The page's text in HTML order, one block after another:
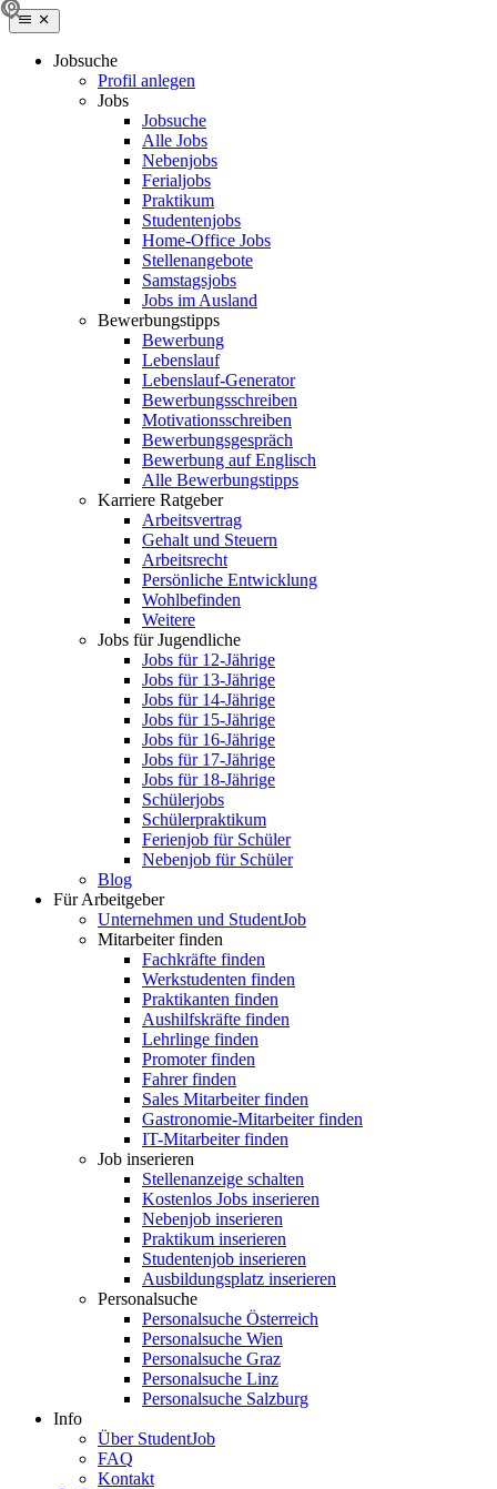
Jobsuche
Profil anlegen
Jobs
Jobsuche
Alle Jobs
Nebenjobs
Ferialjobs
Praktikum
Studentenjobs
Home-Office Jobs
Stellenangebote
Samstagsjobs
Jobs im Ausland
Bewerbungstipps
Bewerbung
Lebenslauf
Lebenslauf-Generator
Bewerbungsschreiben
Motivationsschreiben
Bewerbungsgespräch
Bewerbung auf Englisch
Alle Bewerbungstipps
Karriere Ratgeber
Arbeitsvertrag
Gehalt und Steuern
Arbeitsrecht
Persönliche Entwicklung
Wohlbefinden
Weitere
Jobs für Jugendliche
Jobs für 12-Jährige
Jobs für 13-Jährige
Jobs für 14-Jährige
Jobs für 15-Jährige
Jobs für 16-Jährige
Jobs für 17-Jährige
Jobs für 18-Jährige
Schülerjobs
Schülerpraktikum
Ferienjob für Schüler
Nebenjob für Schüler
Blog
Für Arbeitgeber
Unternehmen und StudentJob
Mitarbeiter finden
Fachkräfte finden
Werkstudenten finden
Praktikanten finden
Aushilfskräfte finden
Lehrlinge finden
Promoter finden
Fahrer finden
Sales Mitarbeiter finden
Gastronomie-Mitarbeiter finden
IT-Mitarbeiter finden
Job inserieren
Stellenanzeige schalten
Kostenlos Jobs inserieren
Nebenjob inserieren
Praktikum inserieren
Studentenjob inserieren
Ausbildungsplatz inserieren
Personalsuche
Personalsuche Österreich
Personalsuche Wien
Personalsuche Graz
Personalsuche Linz
Personalsuche Salzburg
Info
Über StudentJob
FAQ
Kontakt